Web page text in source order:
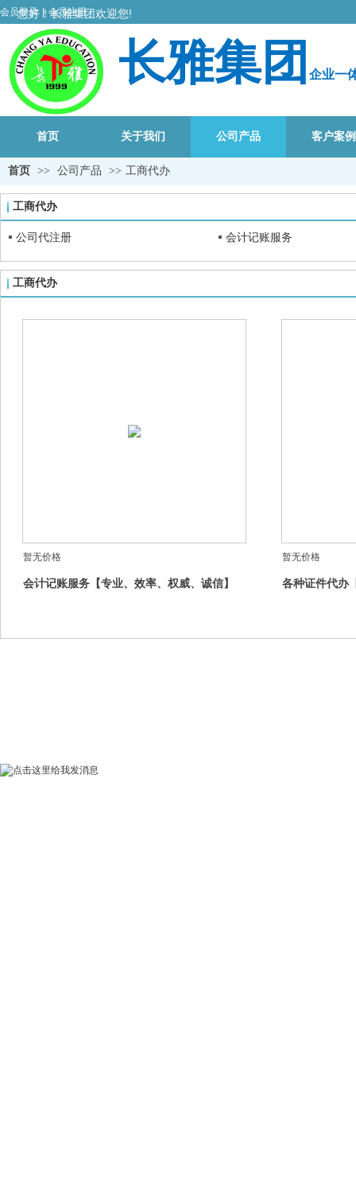
您好 ！长雅集团欢迎您!
长雅集团 企业一
会员登录 会员注册
首页 关于我们 公司产品 客户案例
首页 >> 公司产品 >> 工商代办
工商代办
公司代注册 会计记账服务
工商代办
暂无价格
会计记账服务【专业、效率、权威、诚信】
暂无价格
各种证件代办